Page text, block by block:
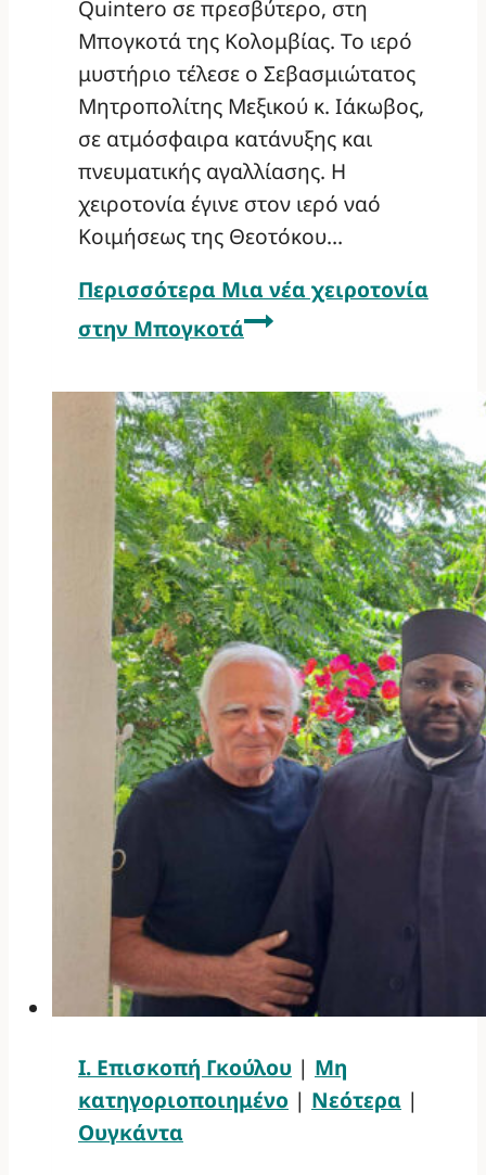
Quintero σε πρεσβύτερο, στη
Μπογκοτά της Κολομβίας. Το ιερό
μυστήριο τέλεσε ο Σεβασμιώτατος
Μητροπολίτης Μεξικού κ. Ιάκωβος,
σε ατμόσφαιρα κατάνυξης και
πνευματικής αγαλλίασης. Η
χειροτονία έγινε στον ιερό ναό
Κοιμήσεως της Θεοτόκου…
Περισσότερα Μια νέα χειροτονία
στην Μπογκοτά
Ι. Επισκοπή Γκούλου | Μη
κατηγοριοποιημένο | Νεότερα |
Ουγκάντα